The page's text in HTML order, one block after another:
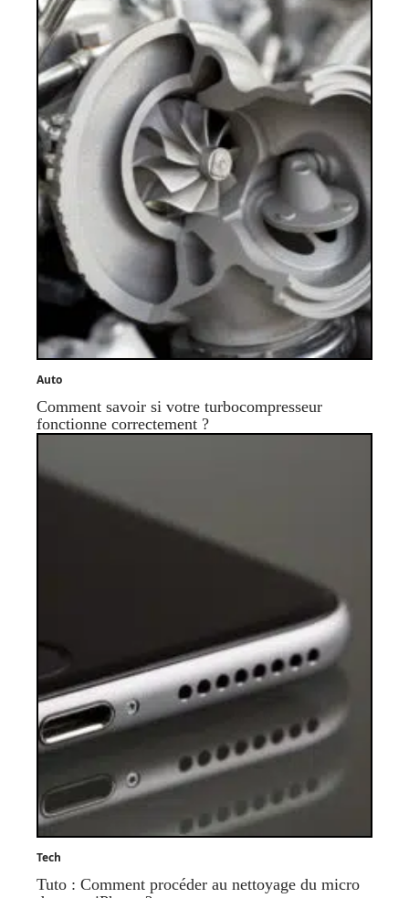
Auto
Comment savoir si votre turbocompresseur
fonctionne correctement ?
Tech
Tuto : Comment procéder au nettoyage du micro